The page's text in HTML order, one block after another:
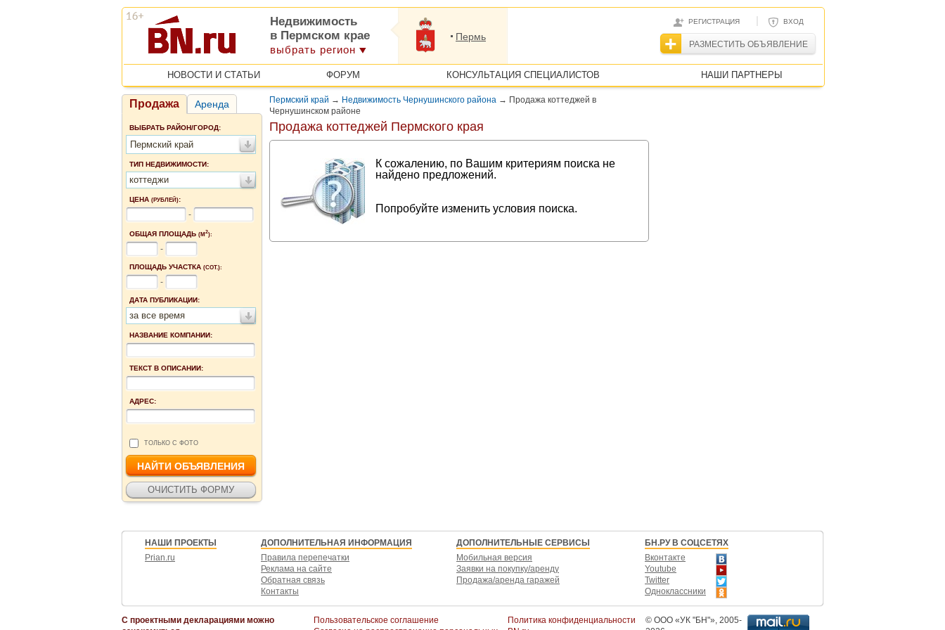
РЕГИСТРАЦИЯ | ВХОД
РАЗМЕСТИТЬ ОБЪЯВЛЕНИЕ
Недвижимость
в Пермском крае
выбрать регион
Пермь
НОВОСТИ И СТАТЬИ ФОРУМ КОНСУЛЬТАЦИЯ СПЕЦИАЛИСТОВ НАШИ ПАРТНЕРЫ
Продажа Аренда
ВЫБРАТЬ РАЙОН/ГОРОД:
Пермский край
ТИП НЕДВИЖИМОСТИ:
коттеджи
ЦЕНА (РУБЛЕЙ):
-
ОБЩАЯ ПЛОЩАДЬ (М2):
-
ПЛОЩАДЬ УЧАСТКА (СОТ.):
-
ДАТА ПУБЛИКАЦИИ:
за все время
НАЗВАНИЕ КОМПАНИИ:
ТЕКСТ В ОПИСАНИИ:
АДРЕС:
ТОЛЬКО С ФОТО
Пермский край → Недвижимость Чернушинского района → Продажа коттеджей в
Чернушинском районе
Продажа коттеджей Пермского края
К сожалению, по Вашим критериям поиска не
найдено предложений.
Попробуйте изменить условия поиска.
НАШИ ПРОЕКТЫ
Prian.ru
ДОПОЛНИТЕЛЬНАЯ ИНФОРМАЦИЯ
Правила перепечатки
Реклама на сайте
Обратная связь
Контакты
ДОПОЛНИТЕЛЬНЫЕ СЕРВИСЫ
Мобильная версия
Заявки на покупку/аренду
Продажа/аренда гаражей
БН.РУ В СОЦСЕТЯХ
Вконтакте
Youtube
Twitter
Одноклассники
С проектными декларациями можно
Пользовательское соглашение
Политика конфиденциальности
© ООО «УК "БН"» , 2005-